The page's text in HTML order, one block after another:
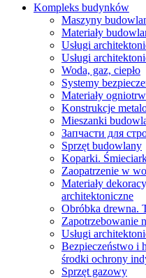
Kompleks budynków
Maszyny
Materiały
Usługi
Usługi
Woda, gaz, ciepło
Systemy
Materiały
Konstrukcje
Mieszanki
Запчасти для
Sprzęt budowlany
Koparki.
Zaopatrzenie w
Materiały
architektoniczne
Obróbka drewna.
Zapotrzebowanie
Usługi
Bezpieczeństwo i
środki ochrony
Sprzęt gazowy